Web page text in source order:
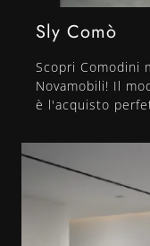
Sly Comò
Scopri Comodini
Novamobili! Il
è l'acquisto